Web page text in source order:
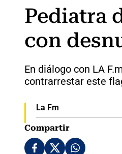
Pediatra
con
En diálogo con LA
contrarrestar este
La Fm
Compartir